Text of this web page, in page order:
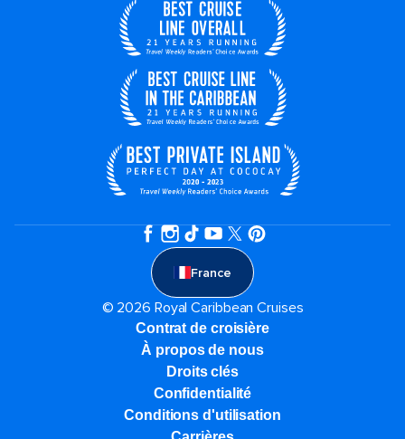
France
© 2026 Royal Caribbean Cruises
Contrat de croisière
À propos de nous
Droits clés
Confidentialité
Conditions d'utilisation